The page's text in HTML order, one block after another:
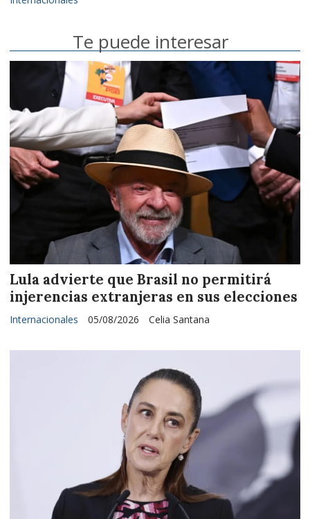
Te puede interesar
Lula advierte que Brasil no permitirá
injerencias extranjeras en sus elecciones
Celia Santana
Internacionales 05/08/2026